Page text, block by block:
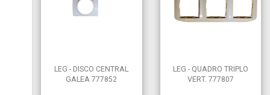
Vista rápida
LEG - DISCO CENTRAL
GALEA 777852
 Vista rápida
LEG - QUADRO TRIPLO
VERT. 777807